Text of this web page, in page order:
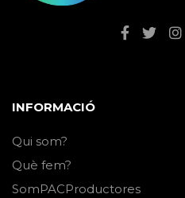
INFORMACIÓ
Qui som?
Què fem?
SomPACProductores